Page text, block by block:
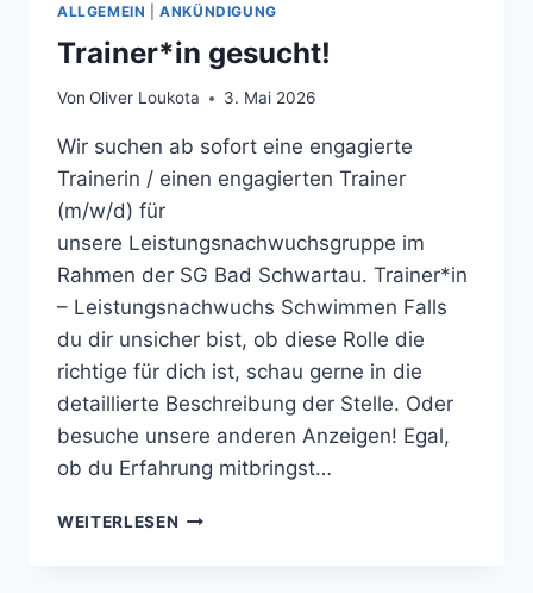
ALLGEMEIN |ANKÜNDIGUNG
Trainer*in gesucht!
Von Oliver Loukota 3. Mai 2026
Wir suchen ab sofort eine engagierte
Trainerin / einen engagierten Trainer
(m/w/d) für
unsere Leistungsnachwuchsgruppe im
Rahmen der SG Bad Schwartau. Trainer*in
– Leistungsnachwuchs Schwimmen Falls
du dir unsicher bist, ob diese Rolle die
richtige für dich ist, schau gerne in die
detaillierte Beschreibung der Stelle. Oder
besuche unsere anderen Anzeigen! Egal,
ob du Erfahrung mitbringst…
WEITERLESEN TRAINER*IN